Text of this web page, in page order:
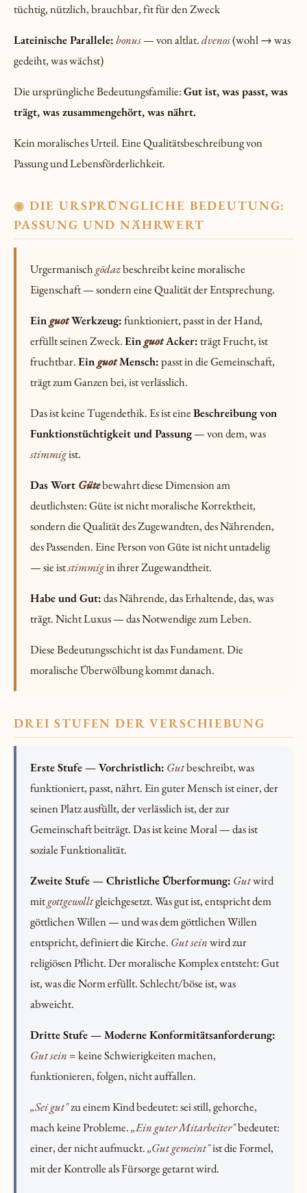
tüchtig, nützlich, brauchbar, fit für den Zweck
Lateinische Parallele: bonus— von altlat.dvenos(wohl → was
gedeiht, was wächst)
Die ursprüngliche Bedeutungsfamilie:Gut ist, was passt, was
trägt, was zusammengehört, was nährt.
Kein moralisches Urteil. Eine Qualitätsbeschreibung von
Passung und Lebensförderlichkeit.
◉ DIE URSPRÜNGLICHE BEDEUTUNG:
PASSUNG UND NÄHRWERT
Urgermanisch gōdazbeschreibt keine moralische
Eigenschaft — sondern eine Qualität der Entsprechung.
Ein guotWerkzeug:funktioniert, passt in der Hand,
erfüllt seinen Zweck.Ein guotAcker:trägt Frucht, ist
fruchtbar.Ein guotMensch:passt in die Gemeinschaft,
trägt zum Ganzen bei, ist verlässlich.
Das ist keine Tugendethik. Es ist eineBeschreibung von
Funktionstüchtigkeit und Passung— von dem, was
stimmigist.
Das Wort Gütebewahrt diese Dimension am
deutlichsten: Güte ist nicht moralische Korrektheit,
sondern die Qualität des Zugewandten, des Nährenden,
des Passenden. Eine Person von Güte ist nicht untadelig
— sie iststimmigin ihrer Zugewandtheit.
Habe und Gut:das Nährende, das Erhaltende, das, was
trägt. Nicht Luxus — das Notwendige zum Leben.
Diese Bedeutungsschicht ist das Fundament. Die
moralische Überwölbung kommt danach.
DREI STUFEN DER VERSCHIEBUNG
Erste Stufe — Vorchristlich: Gutbeschreibt, was
funktioniert, passt, nährt. Ein guter Mensch ist einer, der
seinen Platz ausfüllt, der verlässlich ist, der zur
Gemeinschaft beiträgt. Das ist keine Moral — das ist
soziale Funktionalität.
Zweite Stufe — Christliche Überformung: Gutwird
mitgottgewolltgleichgesetzt. Was gut ist, entspricht dem
göttlichen Willen — und was dem göttlichen Willen
entspricht, definiert die Kirche. Gut seinwird zur
religiösen Pflicht. Der moralische Komplex entsteht: Gut
ist, was die Norm erfüllt. Schlecht/böse ist, was
abweicht.
Dritte Stufe — Moderne Konformitätsanforderung:
Gut sein = keine Schwierigkeiten machen,
funktionieren, folgen, nicht auffallen.
„Sei gut"zu einem Kind bedeutet: sei still, gehorche,
mach keine Probleme.„Ein guter Mitarbeiter"bedeutet:
einer, der nicht aufmuckt.„Gut gemeint"ist die Formel,
mit der Kontrolle als Fürsorge getarnt wird.